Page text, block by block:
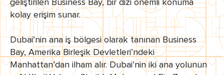
geliştirilen Business Bay, bir dizi önemli konuma
kolay erişim sunar.
Dubai’nin ana iş bölgesi olarak tanınan Business
Bay, Amerika Birleşik Devletleri’ndeki
Manhattan’dan ilham alır. Dubai’nin iki ana yolunun